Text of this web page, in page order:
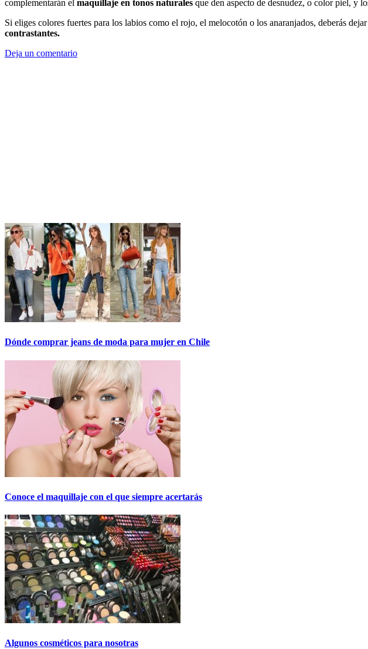
complementarán el maquillaje en tonos naturales que den aspecto de desnudez, o color piel, y
Si eliges colores fuertes para los labios como el rojo, el melocotón o los anaranjados, deberás
contrastantes.
Deja un comentario
Dónde comprar jeans de moda para mujer en Chile
Conoce el maquillaje con el que siempre acertarás
Algunos cosméticos para nosotras